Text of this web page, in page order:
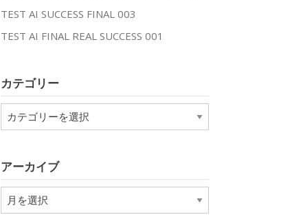
TEST AI SUCCESS FINAL 003
TEST AI FINAL REAL SUCCESS 001
カテゴリー
テ
ー
アーカイブ
ア
ー